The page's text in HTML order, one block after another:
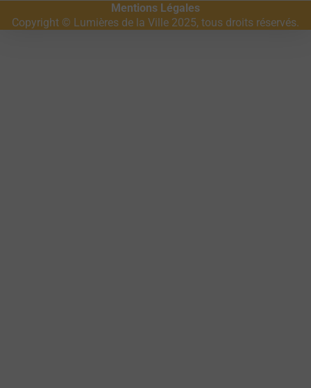
Mentions Légales
Copyright © Lumières de la Ville 2025, tous droits réservés.